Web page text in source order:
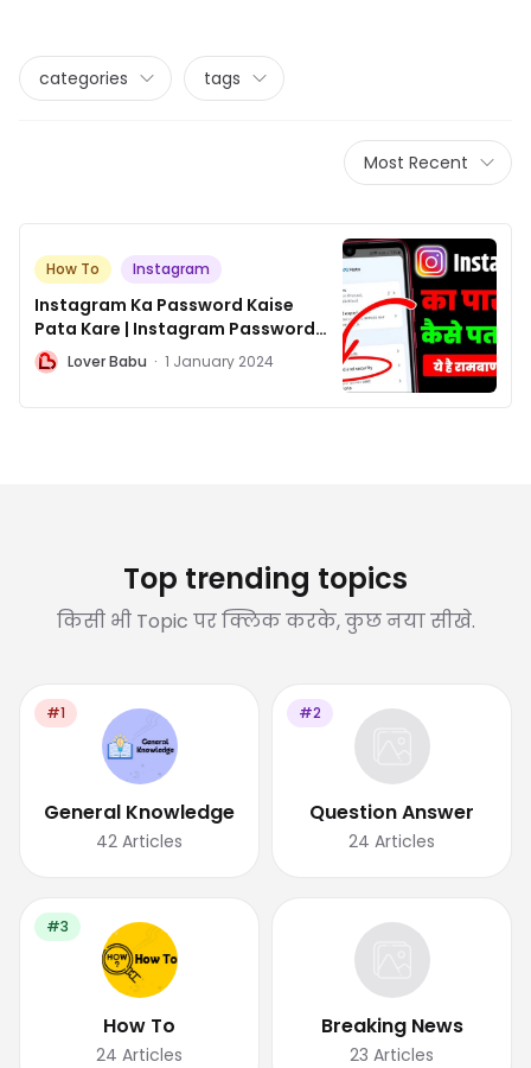
categories tags
Most Recent
How To Instagram
Instagram Ka Password Kaise
Pata Kare | Instagram Password
Kaise Pata Kare
L Lover Babu · 1 January 2024
Top trending topics
किसी भी Topic पर क्लिक करके, कुछ नया सीखे.
#1
General Knowledge
42 Articles
#2
Question Answer
24 Articles
#3
How To
24 Articles
Breaking News
23 Articles